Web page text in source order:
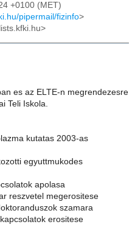
+0100 (MET)
pipermail/fizinfo>
es az ELTE-n megrendezesre
Teli Iskola.
kutatas 2003-as
egyuttmukodes
apolasa
reszvetel megerositese
szamara
erositese